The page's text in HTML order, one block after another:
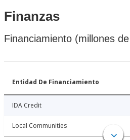
Finanzas
Financiamiento (millones
Entidad De Financiamiento
IDA Credit
Local Communities